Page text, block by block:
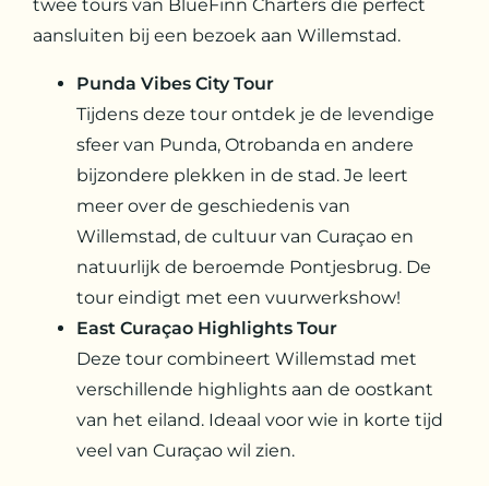
twee tours van BlueFinn Charters die perfect
aansluiten bij een bezoek aan Willemstad.
Punda Vibes City Tour
Tijdens deze tour ontdek je de levendige
sfeer van Punda, Otrobanda en andere
bijzondere plekken in de stad. Je leert
meer over de geschiedenis van
Willemstad, de cultuur van Curaçao en
natuurlijk de beroemde Pontjesbrug. De
tour eindigt met een vuurwerkshow!
East Curaçao Highlights Tour
Deze tour combineert Willemstad met
verschillende highlights aan de oostkant
van het eiland. Ideaal voor wie in korte tijd
veel van Curaçao wil zien.